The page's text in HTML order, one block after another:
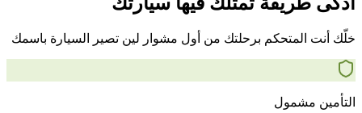
خلّك أنت المتحكم برحلتك من أول مشوار لين تصير السيارة باسمك
التأمين مشمول